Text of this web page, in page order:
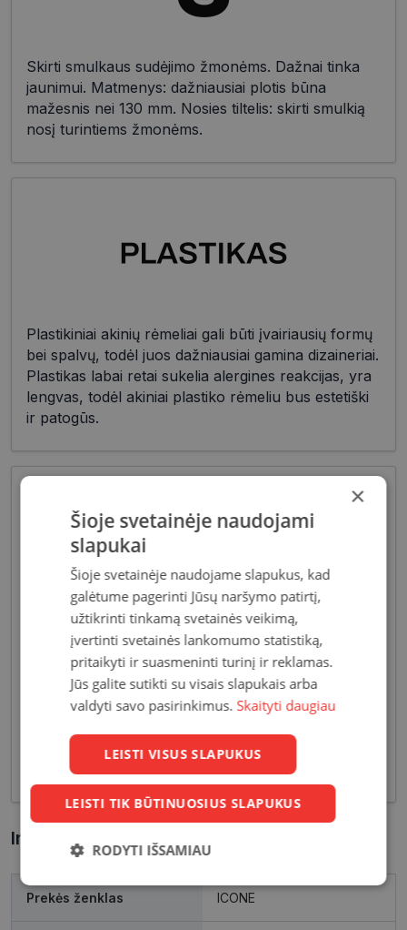
Skirti smulkaus sudėjimo žmonėms. Dažnai tinka
jaunimui. Matmenys: dažniausiai plotis būna
mažesnis nei 130 mm. Nosies tiltelis: skirti smulkią
nosį turintiems žmonėms.
Plastikiniai akinių rėmeliai gali būti įvairiausių formų
bei spalvų, todėl juos dažniausiai gamina dizaineriai.
Plastikas labai retai sukelia alergines reakcijas, yra
lengvas, todėl akiniai plastiko rėmeliu bus estetiški
ir patogūs.
Akiniai moterims dažniausiai pasižymi subtiliais
dizaino elementais, suteikiančiais harmoningą bei
moterišką įvaizdį. Šiandien dienai stilių bei medžiagų
įvairovė leidžia akinių dizaineriams pristatyti Jums
tiek klasikinių, tiek netikėčiausių ir drąsiausių
korekcija, tačiau ir stilingas kasdieninės išvaizdos
akcentas.
Informacija apie prekę
Prekės ženklas ICONE
×
Šioje svetainėje naudojami
slapukai
Šioje svetainėje naudojame slapukus, kad
galėtume pagerinti Jūsų naršymo patirtį,
užtikrinti tinkamą svetainės veikimą,
įvertinti svetainės lankomumo statistiką,
pritaikyti ir suasmeninti turinį ir reklamas.
Jūs galite sutikti su visais slapukais arba
valdyti savo pasirinkimus. Skaityti daugiau
LEISTI VISUS SLAPUKUS
LEISTI TIK BŪTINUOSIUS SLAPUKUS
RODYTI IŠSAMIAU
Būtinieji
slapukai
Statistikos
slapukai
Rinkodaros